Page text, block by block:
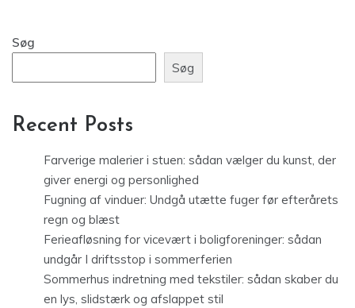
Søg
Søg
Recent Posts
Farverige malerier i stuen: sådan vælger du kunst, der
giver energi og personlighed
Fugning af vinduer: Undgå utætte fuger før efterårets
regn og blæst
Ferieafløsning for vicevært i boligforeninger: sådan
undgår I driftsstop i sommerferien
Sommerhus indretning med tekstiler: sådan skaber du
en lys, slidstærk og afslappet stil